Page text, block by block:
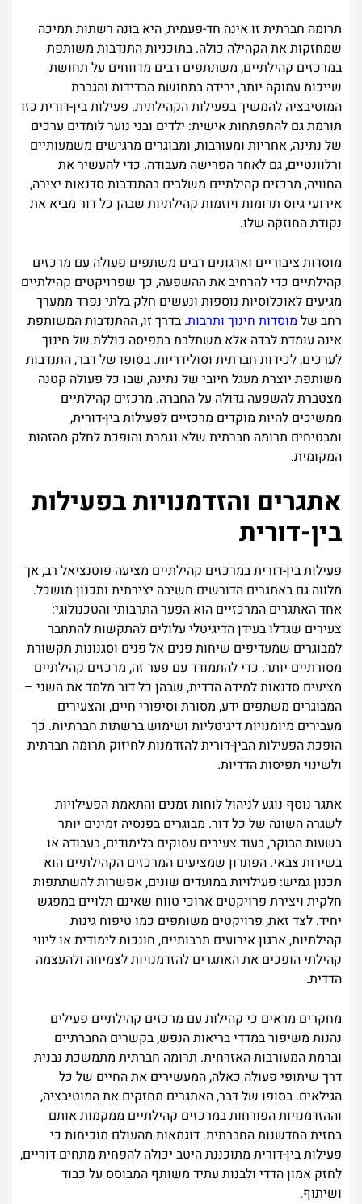
תרומה חברתית זו אינה חד-פעמית; היא בונה רשתות תמיכה
שמחזקות את הקהילה כולה. בתוכניות התנדבות משותפת
במרכזים קהילתיים, משתתפים רבים מדווחים על תחושת
שייכות עמוקה יותר, ירידה בתחושת הבדידות והגברת
המוטיבציה להמשיך בפעילות הקהילתית. פעילות בין-דורית כזו
תורמת גם להתפתחות אישית: ילדים ובני נוער לומדים ערכים
של נתינה, אחריות ומעורבות, ומבוגרים מרגישים משמעותיים
ורלוונטיים, גם לאחר הפרישה מעבודה. כדי להעשיר את
החוויה, מרכזים קהילתיים משלבים בהתנדבות סדנאות יצירה,
אירועי גיוס תרומות ויוזמות קהילתיות שבהן כל דור מביא את
נקודת החוזקה שלו.
מוסדות ציבוריים וארגונים רבים משתפים פעולה עם מרכזים
קהילתיים כדי להרחיב את ההשפעה, כך שפרויקטים קהילתיים
מגיעים לאוכלוסיות נוספות ונעשים חלק בלתי נפרד ממערך
רחב של מוסדות חינוך ותרבות. בדרך זו, ההתנדבות המשותפת
אינה עומדת לבדה אלא משתלבת בתפיסה כוללת של חינוך
לערכים, לכידות חברתית וסולידריות. בסופו של דבר, התנדבות
משותפת יוצרת מעגל חיובי של נתינה, שבו כל פעולה קטנה
מצטברת להשפעה גדולה על החברה. מרכזים קהילתיים
ממשיכים להיות מוקדים מרכזיים לפעילות בין-דורית,
ומבטיחים תרומה חברתית שלא נגמרת והופכת לחלק מהזהות
המקומית.
אתגרים והזדמנויות בפעילות
בין-דורית
פעילות בין-דורית במרכזים קהילתיים מציעה פוטנציאל רב, אך
מלווה גם באתגרים הדורשים חשיבה יצירתית ותכנון מושכל.
אחד האתגרים המרכזיים הוא הפער התרבותי והטכנולוגי:
צעירים שגדלו בעידן הדיגיטלי עלולים להתקשות להתחבר
למבוגרים שמעדיפים שיחות פנים אל פנים וסגנונות תקשורת
מסורתיים יותר. כדי להתמודד עם פער זה, מרכזים קהילתיים
מציעים סדנאות למידה הדדית, שבהן כל דור מלמד את השני –
המבוגרים משתפים ידע, מסורת וסיפורי חיים, והצעירים
מעבירים מיומנויות דיגיטליות ושימוש ברשתות חברתיות. כך
הופכת הפעילות הבין-דורית להזדמנות לחיזוק תרומה חברתית
ולשינוי תפיסות הדדיות.
אתגר נוסף נוגע לניהול לוחות זמנים והתאמת הפעילויות
לשגרה השונה של כל דור. מבוגרים בפנסיה זמינים יותר
בשעות הבוקר, בעוד צעירים עסוקים בלימודים, בעבודה או
בשירות צבאי. הפתרון שמציעים המרכזים הקהילתיים הוא
תכנון גמיש: פעילויות במועדים שונים, אפשרות להשתתפות
חלקית ויצירת פרויקטים ארוכי טווח שאינם תלויים במפגש
יחיד. לצד זאת, פרויקטים משותפים כמו טיפוח גינות
קהילתיות, ארגון אירועים תרבותיים, חונכות לימודית או ליווי
קהילתי הופכים את האתגרים להזדמנויות לצמיחה ולהעצמה
הדדית.
מחקרים מראים כי קהילות עם מרכזים קהילתיים פעילים
נהנות משיפור במדדי בריאות הנפש, בקשרים החברתיים
וברמת המעורבות האזרחית. תרומה חברתית מתמשכת נבנית
דרך שיתופי פעולה כאלה, המעשירים את החיים של כל
הגילאים. בסופו של דבר, האתגרים מחזקים את המוטיבציה,
וההזדמנויות הפורחות במרכזים קהילתיים ממקמות אותם
בחזית החדשנות החברתית. דוגמאות מהעולם מוכיחות כי
פעילות בין-דורית מתוכננת היטב יכולה להפחית מתחים דוריים,
לחזק אמון הדדי ולבנות עתיד משותף המבוסס על כבוד
ושיתוף.